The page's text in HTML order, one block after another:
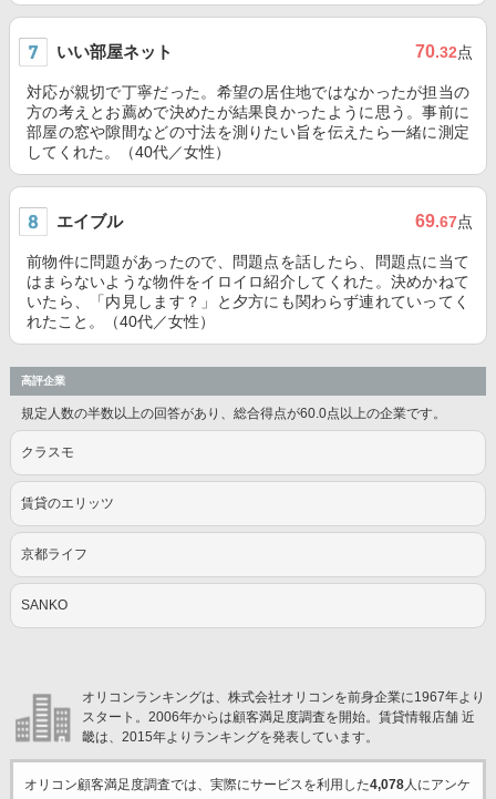
いい部屋ネット 70.32点
対応が親切で丁寧だった。希望の居住地ではなかったが担当の
方の考えとお薦めで決めたが結果良かったように思う。事前に
部屋の窓や隙間などの寸法を測りたい旨を伝えたら一緒に測定
してくれた。（40代／女性）
エイブル 69.67点
前物件に問題があったので、問題点を話したら、問題点に当て
はまらないような物件をイロイロ紹介してくれた。決めかねて
いたら、「内見します？」と夕方にも関わらず連れていってく
れたこと。（40代／女性）
高評企業
規定人数の半数以上の回答があり、総合得点が60.0点以上の企業です。
クラスモ
賃貸のエリッツ
京都ライフ
SANKO
オリコンランキングは、株式会社オリコンを前身企業に1967年より
スタート。2006年からは顧客満足度調査を開始。賃貸情報店舗 近
畿は、2015年よりランキングを発表しています。
オリコン顧客満足度調査では、実際にサービスを利用した4,078人にアンケ